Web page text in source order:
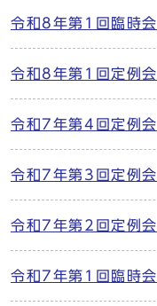
令和8年第1回臨時会
令和8年第1回定例会
令和7年第4回定例会
令和7年第3回定例会
令和7年第2回定例会
令和7年第1回臨時会